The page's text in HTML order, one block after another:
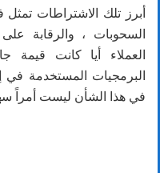
أبرز تلك الاشتراطات
السحوبات ، والرقابة
العملاء أيا كانت قيمة
البرمجيات المستخدمة في
في هذا الشأن ليست أمراً